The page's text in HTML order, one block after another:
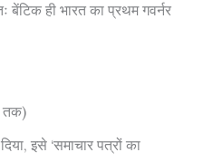
बेंटिक ही भारत का प्रथम गवर्नर
तक)
इसे ‘समाचार पत्रों का